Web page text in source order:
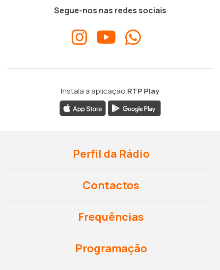
Segue-nos nas redes sociais
Instala a aplicação RTP Play
Perfil da Rádio
Contactos
Frequências
Programação